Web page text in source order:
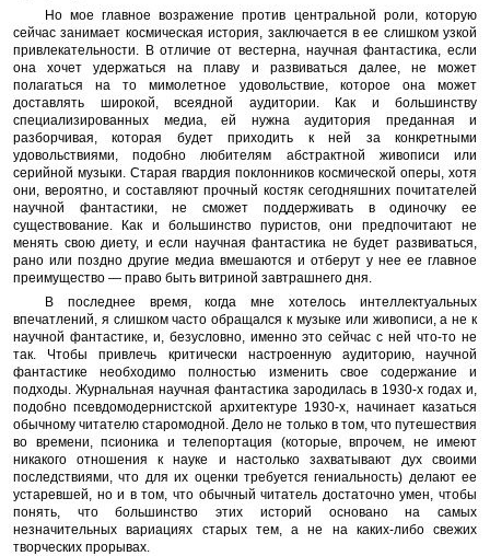
Но мое главное возражение против центральной роли, которую
сейчас занимает космическая история, заключается в ее слишком узкой
привлекательности. В отличие от вестерна, научная фантастика, если
она хочет удержаться на плаву и развиваться далее, не может
полагаться на то мимолетное удовольствие, которое она может
доставлять широкой, всеядной аудитории. Как и большинству
специализированных медиа, ей нужна аудитория преданная и
разборчивая, которая будет приходить к ней за конкретными
удовольствиями, подобно любителям абстрактной живописи или
серийной музыки. Старая гвардия поклонников космической оперы, хотя
они, вероятно, и составляют прочный костяк сегодняшних почитателей
научной фантастики, не сможет поддерживать в одиночку ее
существование. Как и большинство пуристов, они предпочитают не
менять свою диету, и если научная фантастика не будет развиваться,
рано или поздно другие медиа вмешаются и отберут у нее ее главное
преимущество — право быть витриной завтрашнего дня.
В последнее время, когда мне хотелось интеллектуальных
впечатлений, я слишком часто обращался к музыке или живописи, а не к
научной фантастике, и, безусловно, именно это сейчас с ней что-то не
так. Чтобы привлечь критически настроенную аудиторию, научной
фантастике необходимо полностью изменить свое содержание и
подходы. Журнальная научная фантастика зародилась в 1930-х годах и,
подобно псевдомодернистской архитектуре 1930-х, начинает казаться
обычному читателю старомодной. Дело не только в том, что путешествия
во времени, псионика и телепортация (которые, впрочем, не имеют
никакого отношения к науке и настолько захватывают дух своими
последствиями, что для их оценки требуется гениальность) делают ее
устаревшей, но и в том, что обычный читатель достаточно умен, чтобы
понять, что большинство этих историй основано на самых
незначительных вариациях старых тем, а не на каких-либо свежих
творческих прорывах.